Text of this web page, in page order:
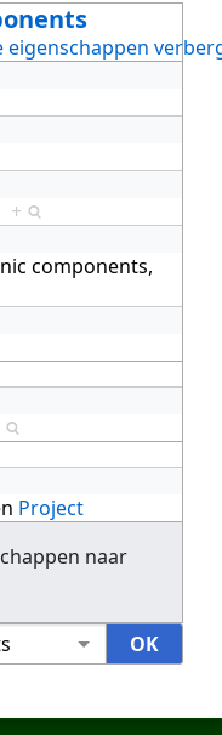
eigenschappen
+
components,
Project
naar